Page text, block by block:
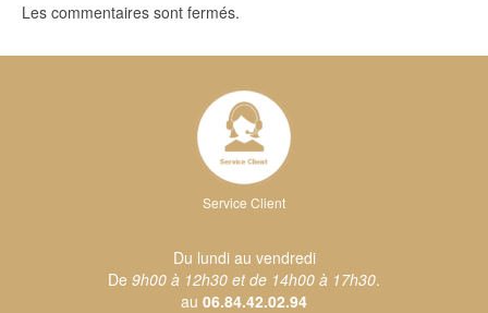
Les commentaires sont fermés.
Service Client
Du lundi au vendredi
De 9h00 à 12h30 et de 14h00 à 17h30.
au 06.84.42.02.94